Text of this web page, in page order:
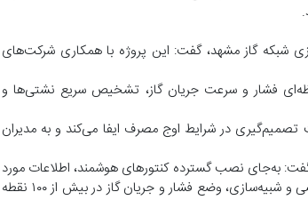
شبکه گاز مشهد، گفت: این پروژه با همکاری شرکت‌های
فشار و سرعت جریان گاز، تشخیص سریع نشتی‌ها و
در شرایط اوج مصرف ایفا می‌کند و به مدیران
به‌جای نصب گسترده کنتورهای هوشمند، اطلاعات مورد
نیاز به‌وسیله حدود ۲۰ سنسور نصب‌شده در ایستگاه‌های تقلیل فشار دریافت و با استفاده از مدل‌های ریاضی و شبیه‌سازی، وضع فشار و جریان گاز در بیش از ۱۰۰ نقطه